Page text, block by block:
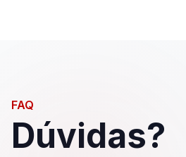
FAQ
Dúvidas?